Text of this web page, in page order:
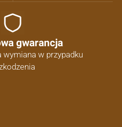
gwarancja
wymiana w przypadku